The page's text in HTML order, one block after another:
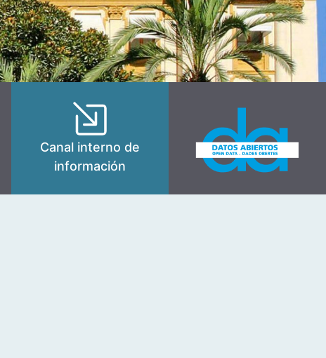
Canal interno de
información